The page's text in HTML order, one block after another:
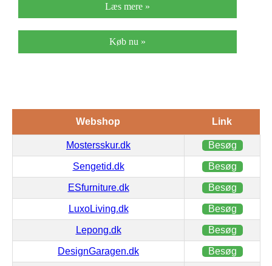
Læs mere »
Køb nu »
Webshop Link
Mostersskur.dk Besøg
Sengetid.dk Besøg
ESfurniture.dk Besøg
LuxoLiving.dk Besøg
Lepong.dk Besøg
DesignGaragen.dk Besøg